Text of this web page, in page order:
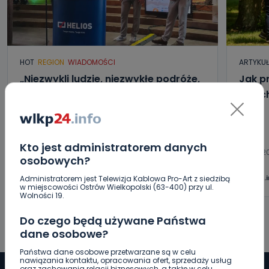
Kto jest administratorem danych
osobowych?
Administratorem jest Telewizja Kablowa Pro-Art z siedzibą
w miejscowości Ostrów Wielkopolski (63-400) przy ul.
Wolności 19.
Do czego będą używane Państwa
dane osobowe?
Państwa dane osobowe przetwarzane są w celu
nawiązania kontaktu, opracowania ofert, sprzedaży usług
HOT REGION WIADOMOŚCI
„Niezwykli ludzie, niezwykłe podróże,
Antonińska – dzień pierwszy [FOTO]
Aleksandra Barczak
Jak